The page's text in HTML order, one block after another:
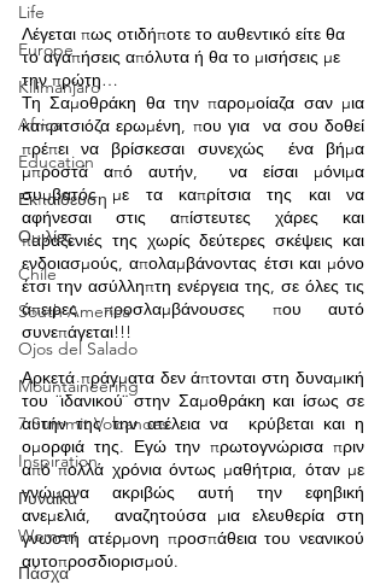
Life
Europe
Kilimanjaro
Africa
Education
Εκπαίδευση
Ομιλίες
Chíle
South America
Ojos del Salado
Mountaineering
7 Summit Volcanoes
Inspiration
Γυναίκα
Women
Πάσχα
Λέγεται πως οτιδήποτε το αυθεντικό είτε θα
το αγαπήσεις απόλυτα ή θα το μισήσεις με
την πρώτη…
Τη Σαμοθράκη θα την παρομοίαζα σαν μια
καπριτσιόζα ερωμένη, που για  να σου δοθεί
πρέπει να βρίσκεσαι συνεχώς  ένα βήμα
μπροστά από αυτήν,  να είσαι μόνιμα
συμβατός με τα καπρίτσια της και να
αφήνεσαι στις απίστευτες χάρες και
παραξενιές της χωρίς δεύτερες σκέψεις και
ενδοιασμούς, απολαμβάνοντας έτσι και μόνο
έτσι την ασύλληπτη ενέργεια της, σε όλες τις
άπειρες προσλαμβάνουσες που αυτό
συνεπάγεται!!!
Αρκετά πράγματα δεν άπτονται στη δυναμική
του ¨ιδανικού¨ στην Σαμοθράκη και ίσως σε
αυτήν της την ατέλεια να  κρύβεται και η
ομορφιά της. Εγώ την πρωτογνώρισα πριν
από πολλά χρόνια όντως μαθήτρια, όταν με
γνώμονα ακριβώς αυτή την εφηβική
ανεμελιά,  αναζητούσα μια ελευθερία στη
γνωστή ατέρμονη προσπάθεια του νεανικού
αυτοπροσδιορισμού.